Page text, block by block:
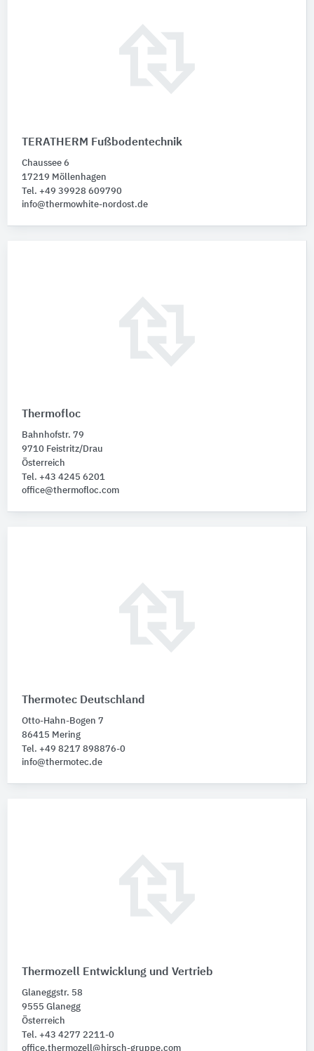
TERATHERM Fußbodentechnik
Chaussee 6
17219 Möllenhagen
Tel. +49 39928 609790
info@thermowhite-nordost.de
Thermofloc
Bahnhofstr. 79
9710 Feistritz/Drau
Österreich
Tel. +43 4245 6201
office@thermofloc.com
Thermotec Deutschland
Otto-Hahn-Bogen 7
86415 Mering
Tel. +49 8217 898876-0
info@thermotec.de
Thermozell Entwicklung und Vertrieb
Glaneggstr. 58
9555 Glanegg
Österreich
Tel. +43 4277 2211-0
office.thermozell@hirsch-gruppe.com